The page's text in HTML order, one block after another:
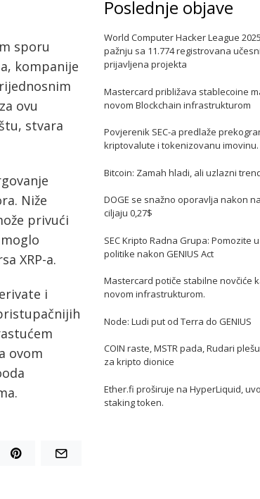
sporu
kompanije
ovu
stvara
Niže
privući
XRP-a.
i
ovom
Poslednje objave
World Computer Hacker League
pažnju sa 11.774 registrovana
prijavljena projekta
Mastercard približava stablecoine
novom Blockchain infrastrukturom
Povjerenik SEC-a predlaže
kriptovalute i tokenizovanu imovinu.
Bitcoin: Zamah hladi, ali uzlazni
DOGE se snažno oporavlja nakon
ciljaju 0,27$
SEC Kripto Radna Grupa: Pomozite
politike nakon GENIUS Act
Mastercard potiče stabilne novčiće
novom infrastrukturom.
Node: Ludi put od Terra do GENIUS
COIN raste, MSTR pada, Rudari
za kripto dionice
Ether.fi proširuje na HyperLiquid,
staking token.